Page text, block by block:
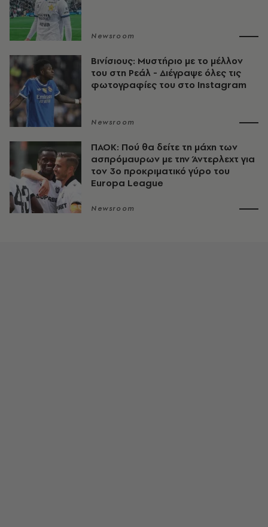
Newsroom
Βινίσιους: Μυστήριο με το μέλλον
του στη Ρεάλ - Διέγραψε όλες τις
φωτογραφίες του στο Instagram
Newsroom
ΠΑΟΚ: Πού θα δείτε τη μάχη των
ασπρόμαυρων με την Άντερλεχτ για
τον 3ο προκριματικό γύρο του
Europa League
Newsroom